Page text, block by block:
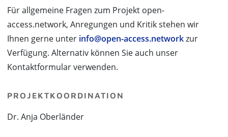
Für allgemeine Fragen zum Projekt open-
access.network, Anregungen und Kritik stehen wir
Ihnen gerne unter info@open-access.networkzur
Verfügung. Alternativ können Sie auch unser
Kontaktformular verwenden.
PROJEKTKOORDINATION
Dr. Anja Oberländer